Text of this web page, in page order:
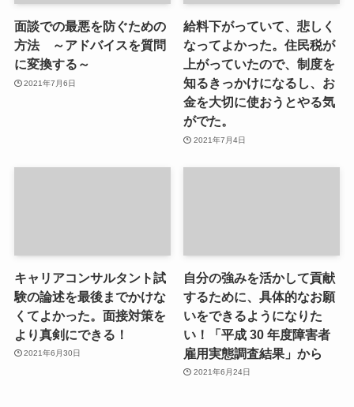
面談での最悪を防ぐための
方法 ～アドバイスを質問
に変換する～
2021年7月6日
給料下がっていて、悲しく
なってよかった。住民税が
上がっていたので、制度を
知るきっかけになるし、お
金を大切に使おうとやる気
がでた。
2021年7月4日
キャリアコンサルタント試
験の論述を最後までかけな
くてよかった。面接対策を
より真剣にできる！
2021年6月30日
自分の強みを活かして貢献
するために、具体的なお願
いをできるようになりた
い！「平成 30 年度障害者
雇用実態調査結果」から
2021年6月24日